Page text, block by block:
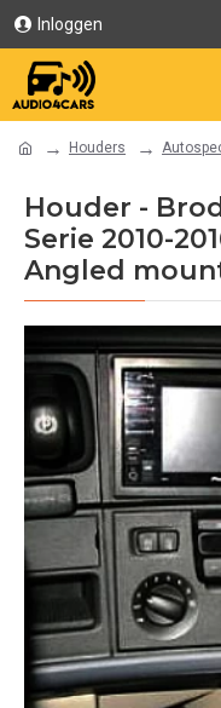
Inloggen
Houders
Houder -
Serie 2010-
Angled